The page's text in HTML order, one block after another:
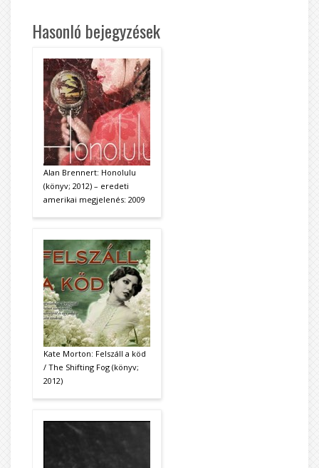
Hasonló bejegyzések
Alan Brennert: Honolulu
(könyv; 2012) – eredeti
amerikai megjelenés: 2009
Kate Morton: Felszáll a köd
/ The Shifting Fog (könyv;
2012)